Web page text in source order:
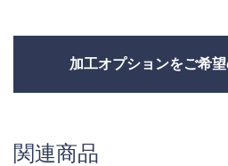
加工オプションをご希
関連商品